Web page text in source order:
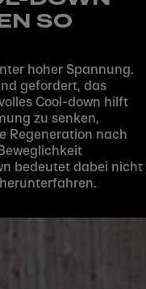
SO
hoher Spannung.
gefordert, das
Cool-down hilft
zu senken,
Regeneration nach
bedeutet dabei nicht